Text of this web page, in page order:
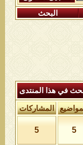
البحث
في هذا المنتدى
المشاركات
5
5